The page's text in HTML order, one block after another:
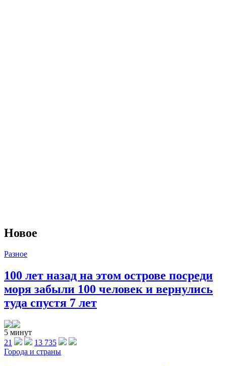
Новое
Разное
100 лет назад на этом острове посреди
моря забыли 100 человек и вернулись
туда спустя 7 лет
5 минут
21
13 735
Города и страны